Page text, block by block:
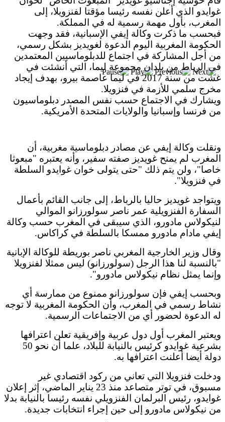
واشنطن بأورتيغا؟
غوايدو الذي أعلن نفسه رئيسا مؤقتا لفنزويلا، إلى
المغرب، بأول مهمة رسمية له في المملكة.
فبحسب ما ذكرت وكالة إيفي الإسبانية، فقد وجهت
الحكومة المغربية اليوم الدعوة لغويديز بشكل رسمي،
من أجل المشاركة في اجتماع للدبلوماسيين المعتمدين
في الرباط من بلدان مجموعة ليما، التي أنشئت في
غشت من سنة 2017 في ليما عاصمة بيرو، بهدف إيجاد
مخرج سلمي للأزمة في فنزويلا.
ويشارك في الاجتماع حسب نفس المصدر دبلوماسيون
من فرنسا وإسبانيا والولايات المتحدة الأمريكية.
ونقلت وكالة إيفي عن مصادر دبلوماسية مغربية، أن
المغرب لم يمنح غويديز صفته سفير، وأنه يعتبره "مبعوثا
خاصا"، ولن يتم ذلك "حتى يتولى خوان غوايدو السلطة
في فنزويلا".
ويتواجد غويديز حاليا بالرباط، إلى جانب القائم بأعمال
السفارة الفنزويلية عمر ناصر سولورزانو الموالي
لنيكولاس مادورو، الذي سيبقى في المغرب حسب وكالة
إيفي مادام مادورو ممسكا بالسلطة في كراكاس.
وقال وزير الخارجية المغربي ناصر بوريطة للوكالة الإبانية
"بالنسبة لنا هذا الرجل (سولورزانو) ليس ممثلا لفنزويلا
وإنما يمثل نظام نيكولاس مادورو".
وبحسب إيفي فإن سولورزانو ممنوع من ممارسة أي
نشاط رسمي في المغرب، وأن الحكومة المغربية لا توجه
له الدعوة لحضور أي من الاجتماعات الرسمية.
ويعتبر المغرب أول دول عربية وإفريقية تعلن اعترافها
بشرعية غوايدو كرئيس بالنيابة للبلاد، علما أن نحو 50
دولة أيضا أعلنت اعترافها به.
ودخلت فنزويلا التي تعاني من ركود اقتصادي غير
مسبوق، في توتر متصاعد منذ 23 يناير الماضي، إثر إعلان
غوايدو، رئيس البرلمان الفنزويلي نفسه رئيسا بالنيابة بدلا
من نيكولاس مادورو إلى حين إجراء انتخابات جديدة.